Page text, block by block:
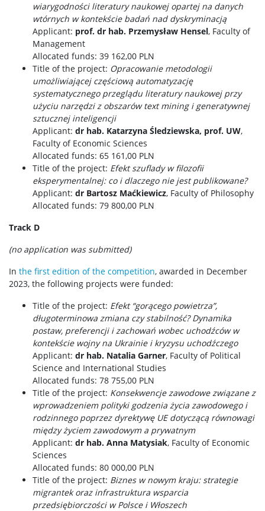
wiarygodności literatury naukowej opartej na danych
wtórnych w kontekście badań nad dyskryminacją
Applicant: prof. dr hab. Przemysław Hensel, Faculty of
Management
Allocated funds: 39 162,00 PLN
Title of the project: Opracowanie metodologii
umożliwiającej częściową automatyzację
systematycznego przeglądu literatury naukowej przy
użyciu narzędzi z obszarów text mining i generatywnej
sztucznej inteligencji
Applicant: dr hab. Katarzyna Śledziewska, prof. UW,
Faculty of Economic Sciences
Allocated funds: 65 161,00 PLN
Title of the project: Efekt szuflady w filozofii
eksperymentalnej: co i dlaczego nie jest publikowane?
Applicant: dr Bartosz Maćkiewicz, Faculty of Philosophy
Allocated funds: 79 800,00 PLN
Track D
(no application was submitted)
In the first edition of the competition, awarded in December
2023, the following projects were funded:
Title of the project: Efekt “gorącego powietrza”,
długoterminowa zmiana czy stabilność? Dynamika
postaw, preferencji i zachowań wobec uchodźców w
kontekście wojny na Ukrainie i kryzysu uchodźczego
Applicant: dr hab. Natalia Garner, Faculty of Political
Science and International Studies
Allocated funds: 78 755,00 PLN
Title of the project: Konsekwencje zawodowe związane z
wprowadzeniem polityki godzenia życia zawodowego i
rodzinnego poprzez dyrektywę UE dotyczącą równowagi
między życiem zawodowym a prywatnym
Applicant: dr hab. Anna Matysiak, Faculty of Economic
Sciences
Allocated funds: 80 000,00 PLN
Title of the project: Biznes w nowym kraju: strategie
migrantek oraz infrastruktura wsparcia
przedsiębiorczości w Polsce i Włoszech